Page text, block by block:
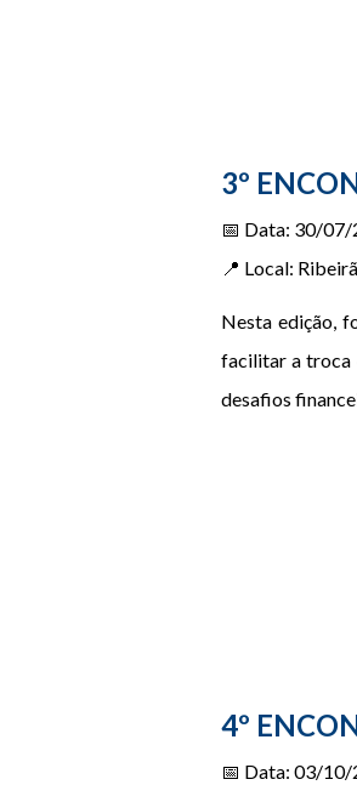
3º
📅 Data: 30/
📍 Local:
Nesta edição,
facilitar a troca
desafios
4º
📅 Data: 03/